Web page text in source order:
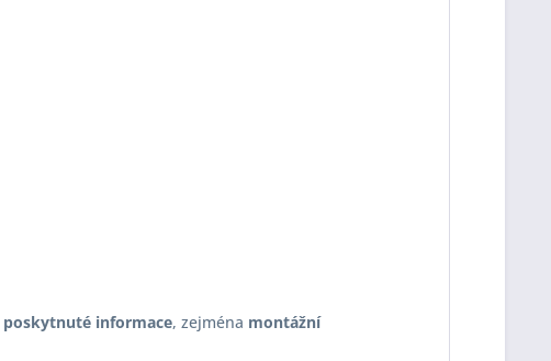
poskytnuté informace, zejména montážní